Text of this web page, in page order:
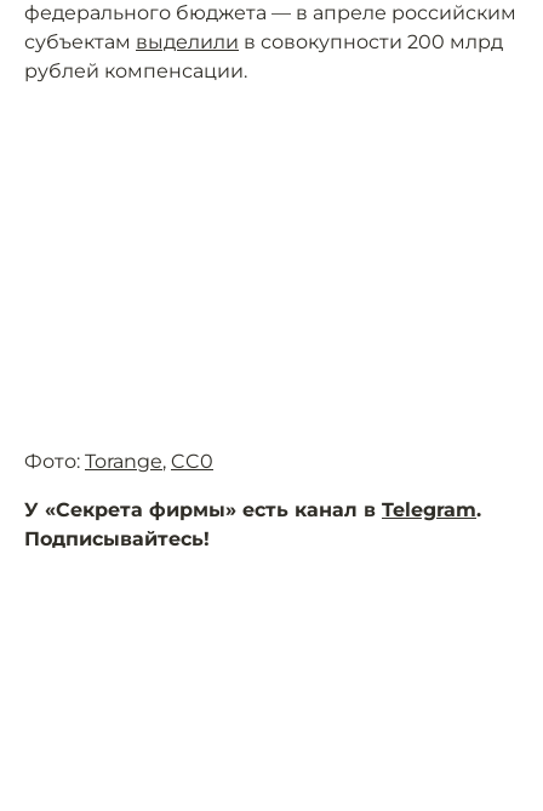
федерального бюджета — в апреле российским
субъектам выделили в совокупности 200 млрд
рублей компенсации.
Фото: Torange, CC0
У «Секрета фирмы» есть канал в Telegram.
Подписывайтесь!